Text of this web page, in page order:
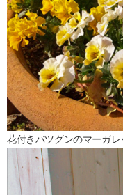
花付きバツグンのマーガレ